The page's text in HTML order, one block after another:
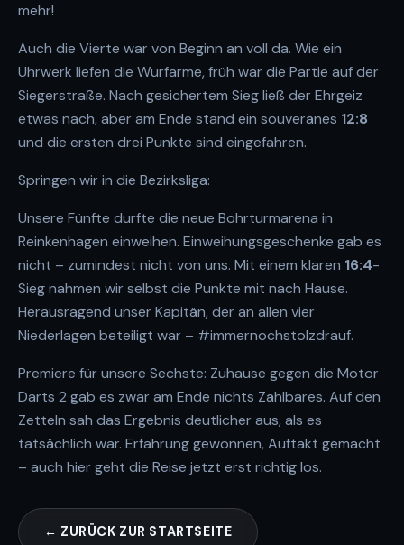
mehr!
Auch die Vierte war von Beginn an voll da. Wie ein
Uhrwerk liefen die Wurfarme, früh war die Partie auf der
Siegerstraße. Nach gesichertem Sieg ließ der Ehrgeiz
etwas nach, aber am Ende stand ein souveränes 12:8
und die ersten drei Punkte sind eingefahren.
Springen wir in die Bezirksliga:
Unsere Fünfte durfte die neue Bohrturmarena in
Reinkenhagen einweihen. Einweihungsgeschenke gab es
nicht – zumindest nicht von uns. Mit einem klaren 16:4-
Sieg nahmen wir selbst die Punkte mit nach Hause.
Herausragend unser Kapitän, der an allen vier
Niederlagen beteiligt war – #immernochstolzdrauf.
Premiere für unsere Sechste: Zuhause gegen die Motor
Darts 2 gab es zwar am Ende nichts Zählbares. Auf den
Zetteln sah das Ergebnis deutlicher aus, als es
tatsächlich war. Erfahrung gewonnen, Auftakt gemacht
– auch hier geht die Reise jetzt erst richtig los.
← ZURÜCK ZUR STARTSEITE